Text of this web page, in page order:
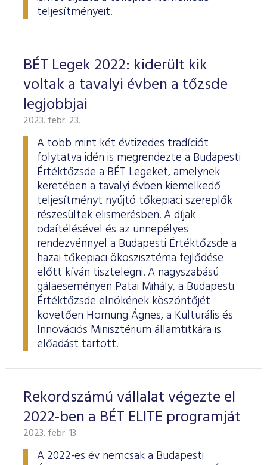
teljesítményeit.
BÉT Legek 2022: kiderült kik
voltak a tavalyi évben a tőzsde
legjobbjai
2023. febr. 23.
A több mint két évtizedes tradíciót
folytatva idén is megrendezte a Budapesti
Értéktőzsde a BÉT Legeket, amelynek
keretében a tavalyi évben kiemelkedő
teljesítményt nyújtó tőkepiaci szereplők
részesültek elismerésben. A díjak
odaítélésével és az ünnepélyes
rendezvénnyel a Budapesti Értéktőzsde a
hazai tőkepiaci ökoszisztéma fejlődése
előtt kíván tisztelegni. A nagyszabású
gálaeseményen Patai Mihály, a Budapesti
Értéktőzsde elnökének köszöntőjét
követően Hornung Ágnes, a Kulturális és
Innovációs Minisztérium államtitkára is
előadást tartott.
Rekordszámú vállalat végezte el
2022-ben a BÉT ELITE programját
2023. febr. 13.
A 2022-es év nemcsak a Budapesti